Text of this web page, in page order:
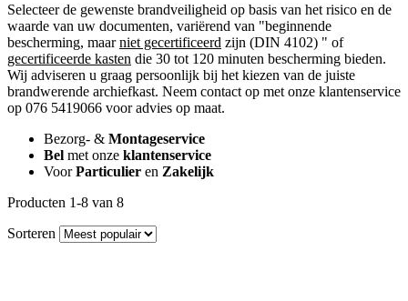
Selecteer de gewenste brandveiligheid op basis van het risico en de
waarde van uw documenten, variërend van "beginnende
bescherming, maarniet gecertificeerd zijn (DIN 4102) " of
gecertificeerde kasten die 30 tot 120 minuten bescherming bieden.
Wij adviseren u graag persoonlijk bij het kiezen van de juiste
brandwerende archiefkast. Neem contact op met onze klantenservice
op 076 5419066 voor advies op maat.
Bezorg- & Montageservice
Bel met onze klantenservice
VoorParticulier en Zakelijk
Producten 1-8 van 8
Sorteren